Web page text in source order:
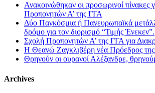
Ανακοινώθηκαν οι προσωρινοί πίνακες
Προπονητών Α’ της ΓΓΑ
Δύο Παγκόσμια ή Πανευρωπαϊκά
δρόμο για τον διορισμό “Τιμής Ένεκεν”.
Σχολή Προπονητών Α’ της ΓΓΑ για
Η Θεανώ Ζαγκλιβέρη νέα Πρόεδρος
Θρηνούν οι ουρανοί Αλέξανδρε,
Archives